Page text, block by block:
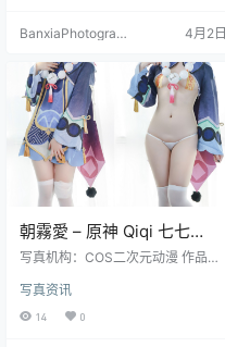
BanxiaPhotograp
4月2日
朝霧愛 – 原神 Qiqi 七七
Cosplay 高清写真（35P-
写真机构：COS二次元动漫 作品名
朝霧愛（Asagiriai） 图片数量：35
张 资源大小：355.3MB
写真资讯
14 0